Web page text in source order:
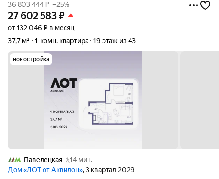
36 803 444₽ –25%
27 602 583₽
от 132 046 ₽ в месяц
37,7 м²
1-комн. квартира 19 этаж из 43
новостройка
Павелецкая
14 мин.
Дом «ЛОТ от Аквилон», 3 квартал 2029